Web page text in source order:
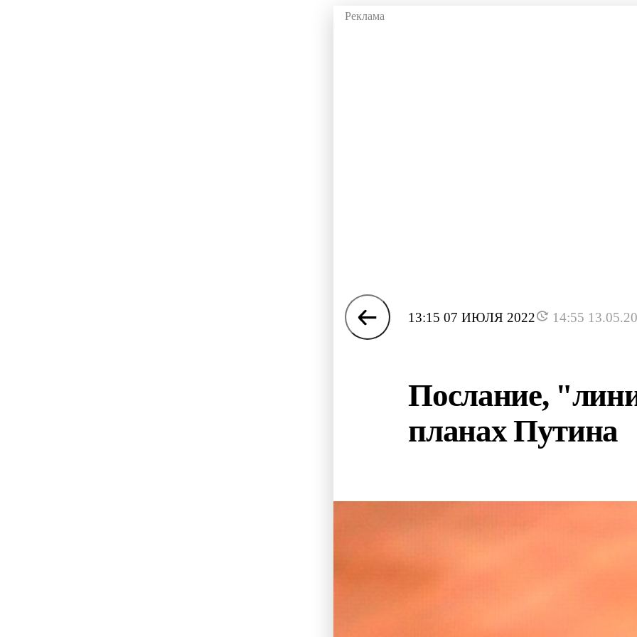
13:15 07 ИЮЛЯ 2022 14:55
Послание,
планах Путина